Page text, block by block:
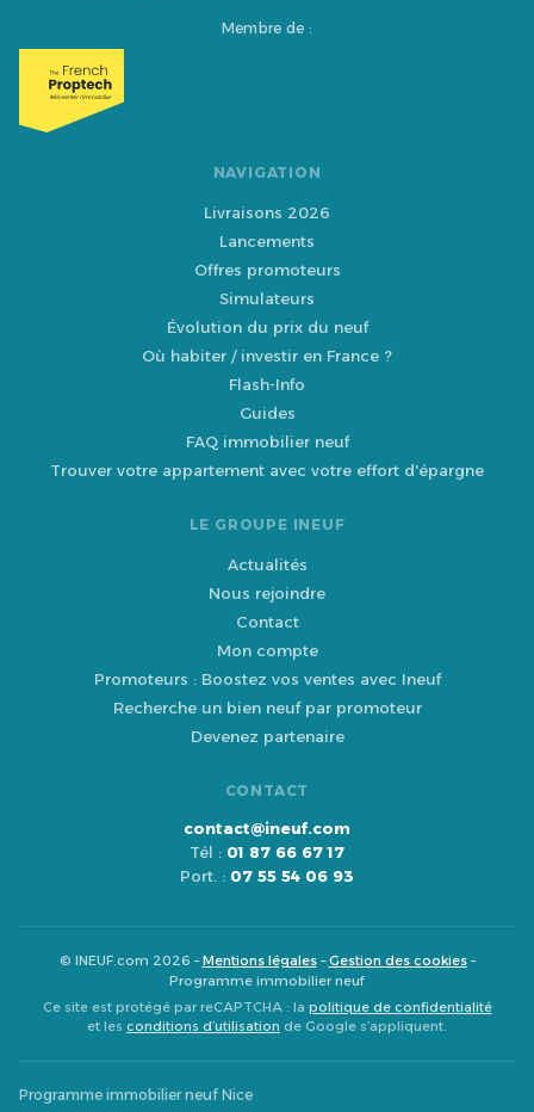
Membre de :
NAVIGATION
Livraisons 2026
Lancements
Offres promoteurs
Simulateurs
Évolution du prix du neuf
Où habiter / investir en France ?
Flash-Info
Guides
FAQ immobilier neuf
Trouver votre appartement avec votre effort d'épargne
LE GROUPE INEUF
Actualités
Nous rejoindre
Contact
Mon compte
Promoteurs : Boostez vos ventes avec Ineuf
Recherche un bien neuf par promoteur
Devenez partenaire
CONTACT
contact@ineuf.com
Tél : 01 87 66 67 17
Port. : 07 55 54 06 93
© INEUF.com 2026 –Mentions légales–Gestion des cookies–
Programme immobilier neuf
Ce site est protégé par reCAPTCHA : la politique de confidentialité
et les conditions d’utilisation de Google s’appliquent.
Programme immobilier neuf Nice